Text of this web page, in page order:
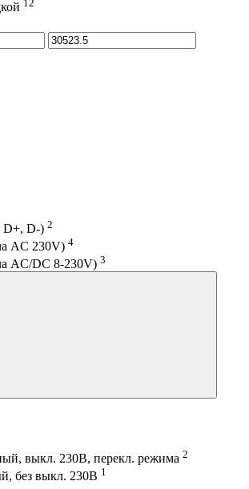
D+, D-) 2
AC 230V) 4
AC/DC 8-230V) 3
выкл. 230В, перекл. режима 2
без выкл. 230В 1